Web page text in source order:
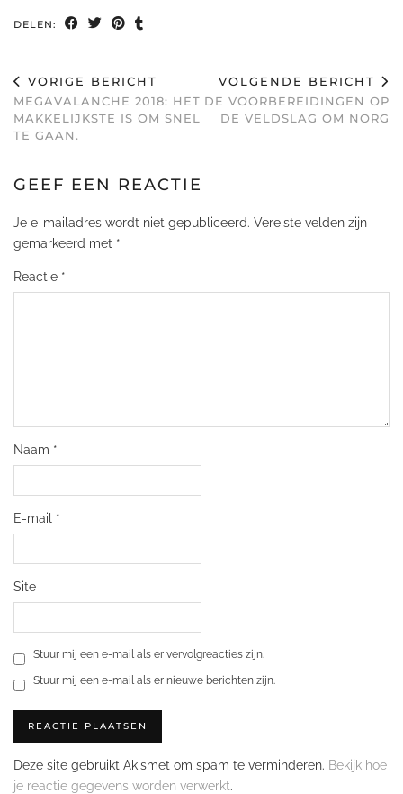
DELEN:
VORIGE BERICHT
MEGAVALANCHE 2018: HET
MAKKELIJKSTE IS OM SNEL
TE GAAN.
VOLGENDE BERICHT
DE VOORBEREIDINGEN OP
DE VELDSLAG OM NORG
GEEF EEN REACTIE
Je e-mailadres wordt niet gepubliceerd. Vereiste velden zijn
gemarkeerd met *
Reactie *
Naam *
E-mail *
Site
Stuur mij een e-mail als er vervolgreacties zijn.
Stuur mij een e-mail als er nieuwe berichten zijn.
Deze site gebruikt Akismet om spam te verminderen. Bekijk hoe
je reactie gegevens worden verwerkt.